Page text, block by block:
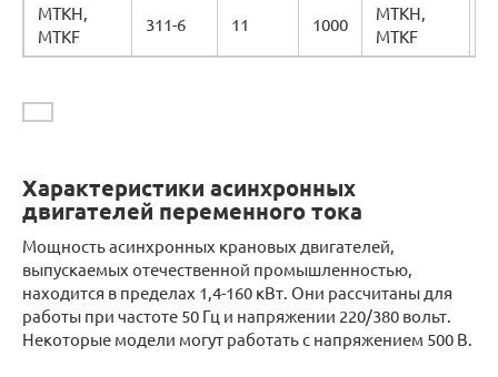
МТКН,
MTKF
311-6 11 1000
МТКН,
MTKF
Характеристики асинхронных
двигателей переменного тока
Мощность асинхронных крановых двигателей,
выпускаемых отечественной промышленностью,
находится в пределах 1,4-160 кВт. Они рассчитаны для
работы при частоте 50 Гц и напряжении 220/380 вольт.
Некоторые модели могут работать с напряжением 500 В.